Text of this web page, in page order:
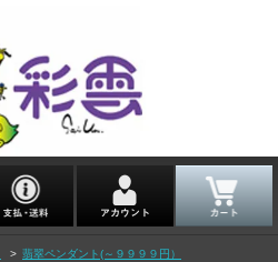
> 翡翠ペンダント(～９９９９円）